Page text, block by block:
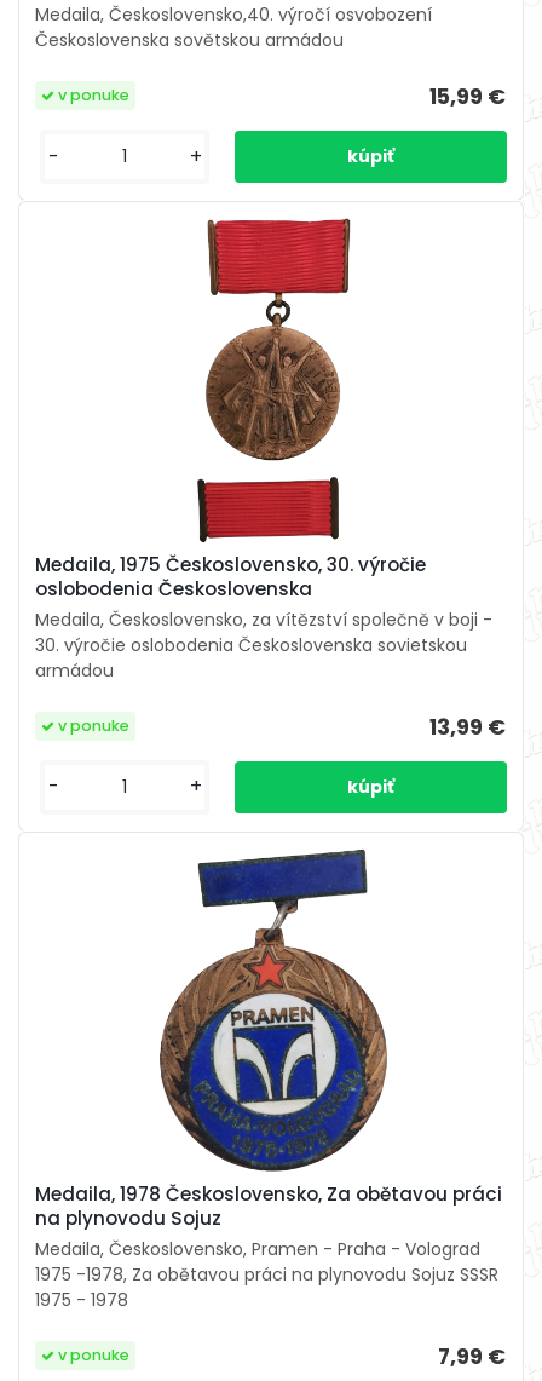
Medaila, Československo,40. výročí osvobození
Československa sovětskou armádou
15,99 €
v ponuke
- +
Medaila, 1975 Československo, 30. výročie
oslobodenia Československa
Medaila, Československo, za vítězství společně v boji -
30. výročie oslobodenia Československa sovietskou
armádou
13,99 €
v ponuke
- +
Medaila, 1978 Československo, Za obětavou práci
na plynovodu Sojuz
Medaila, Československo, Pramen - Praha - Volograd
1975 -1978, Za obětavou práci na plynovodu Sojuz SSSR
1975 - 1978
7,99 €
v ponuke